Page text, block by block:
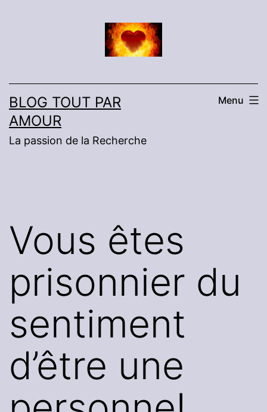
BLOG TOUT PAR
AMOUR
La passion de la Recherche
Menu
Vous êtes
prisonnier du
sentiment
d’être une